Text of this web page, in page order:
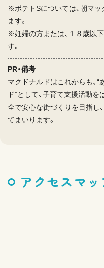
※ポテトSについては、朝マッ
ます。
※妊婦の方または、１８歳以
す。
PR・備考
マクドナルドはこれからも、
ド”として、子育て支援活動
全で安心な街づくりを目指し
てまいります。
アクセスマッ